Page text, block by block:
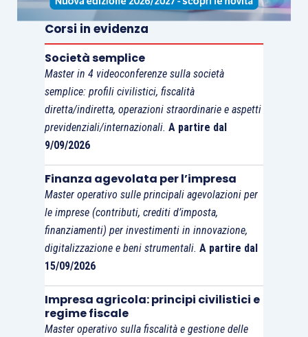
Corsi in evidenza
Società semplice
Master in 4 videoconferenze sulla società
semplice: profili civilistici, fiscalità
diretta/indiretta, operazioni straordinarie e aspetti
previdenziali/internazionali. A partire dal
9/09/2026
Finanza agevolata per l’impresa
Master operativo sulle principali agevolazioni per
le imprese (contributi, crediti d’imposta,
finanziamenti) per investimenti in innovazione,
digitalizzazione e beni strumentali. A partire dal
15/09/2026
Impresa agricola: principi civilistici e
regime fiscale
Master operativo sulla fiscalità e gestione delle